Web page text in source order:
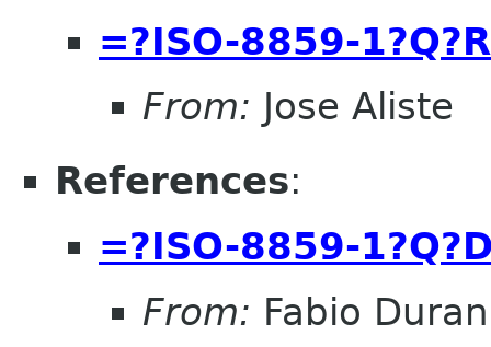
=?ISO-8859-
From: Jose Aliste
References:
=?ISO-8859-
From: Fabio